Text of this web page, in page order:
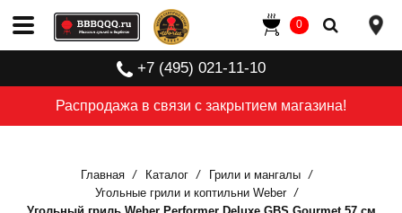
Распродажа в связи с закрытием магазина!
+7 (495) 021-11-10
0
Главная Каталог
Грили и мангалы
Угольные грили и коптильни Weber